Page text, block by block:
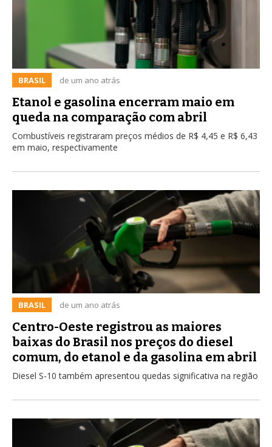
BRASIL de um ano atrás
Etanol e gasolina encerram maio em
queda na comparação com abril
Combustíveis registraram preços médios de R$ 4,45 e R$ 6,43
em maio, respectivamente
BRASIL de um ano atrás
Centro-Oeste registrou as maiores
baixas do Brasil nos preços do diesel
comum, do etanol e da gasolina em abril
Diesel S-10 também apresentou quedas significativa na região